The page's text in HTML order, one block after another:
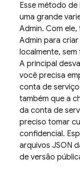
Esse método
uma grande
Admin. Com
Admin para
localmente,
A principal
você precisa
conta de
também que a
da conta de
preciso tomar
confidencial.
arquivos JSON
de versão